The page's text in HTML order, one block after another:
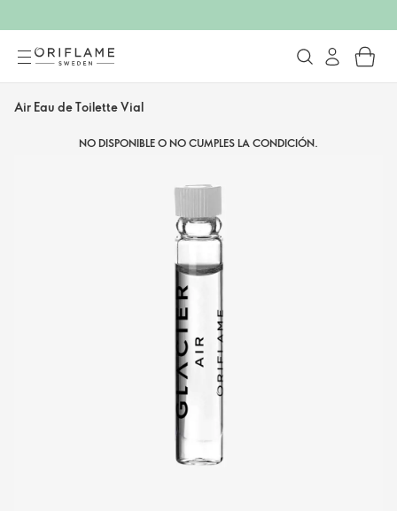
Air Eau de Toilette Vial
NO DISPONIBLE O NO CUMPLES LA CONDICIÓN.